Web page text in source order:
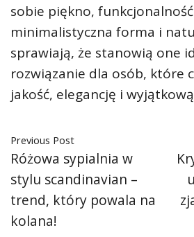
sobie piękno,
minimalistyczna forma i
sprawiają, że stanowią one
rozwiązanie dla osób, które
jakość, elegancję i
Previous Post
Różowa sypialnia w
stylu scandinavian –
trend, który powala na
kolana!